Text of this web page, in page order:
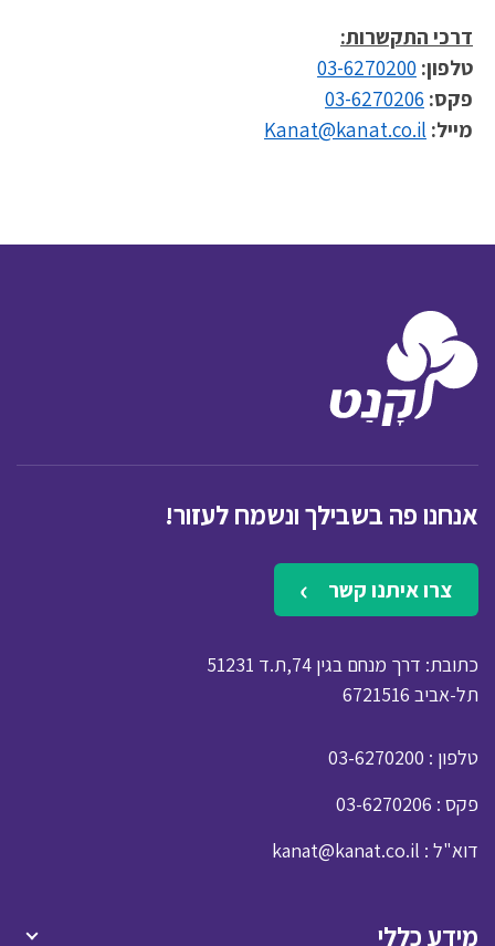
דרכי התקשרות:
טלפון: 03-6270200
פקס: 03-6270206
מייל: Kanat@kanat.co.il
אנחנו פה בשבילך ונשמח לעזור!
צרו איתנו קשר
כתובת: דרך מנחם בגין 74,ת.ד 51231
תל-אביב 6721516
03-6270200
: טלפון
03-6270206 : פקס
kanat@kanat.co.il : דוא"ל
מידע כללי